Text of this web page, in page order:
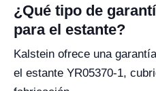
¿Qué tipo de
para el estante?
Kalstein ofrece una
el estante YR05370-1,